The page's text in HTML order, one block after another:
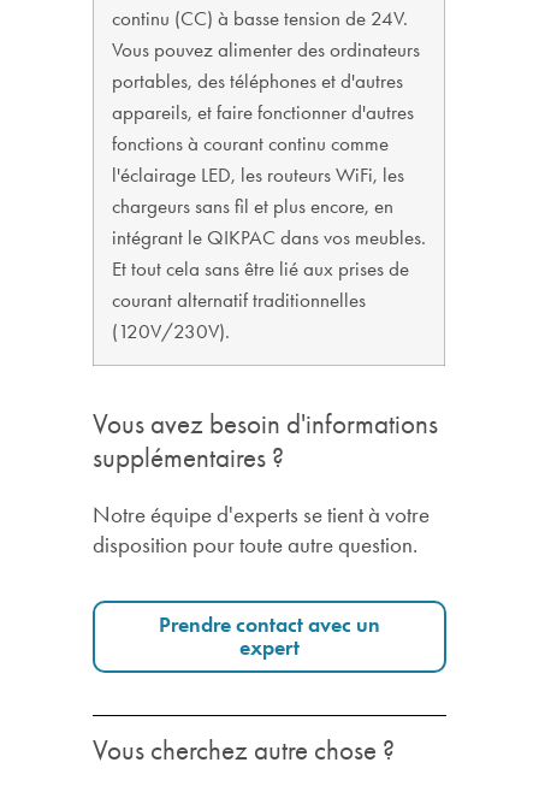
continu (CC) à basse tension de 24V.
Vous pouvez alimenter des ordinateurs
portables, des téléphones et d'autres
appareils, et faire fonctionner d'autres
fonctions à courant continu comme
l'éclairage LED, les routeurs WiFi, les
chargeurs sans fil et plus encore, en
intégrant le QIKPAC dans vos meubles.
Et tout cela sans être lié aux prises de
courant alternatif traditionnelles
(120V/230V).
Vous avez besoin d'informations
supplémentaires ?
Notre équipe d'experts se tient à votre
disposition pour toute autre question.
Prendre contact avec un
expert
Vous cherchez autre chose ?